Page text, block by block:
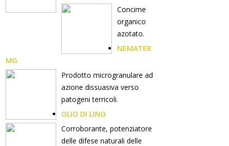
Concime
organico
azotato.
NEMATER
MG
Prodotto microgranulare ad
azione dissuasiva verso
patogeni terricoli.
OLIO DI LINO
Corroborante, potenziatore
delle difese naturali delle